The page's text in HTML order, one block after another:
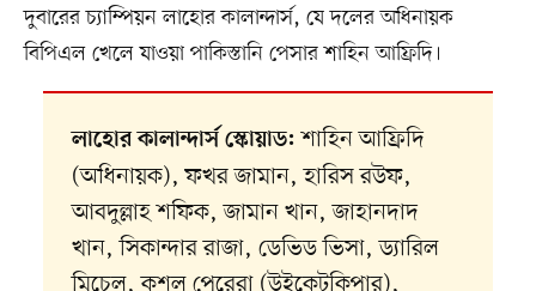
দুবারের চ্যাম্পিয়ন লাহোর কালান্দার্স, যে দলের অধিনায়ক
বিপিএল খেলে যাওয়া পাকিস্তানি পেসার শাহিন আফ্রিদি।
লাহোর কালান্দার্স স্কোয়াড: শাহিন আফ্রিদি
(অধিনায়ক), ফখর জামান, হারিস রউফ,
আবদুল্লাহ শফিক, জামান খান, জাহানদাদ
খান, সিকান্দার রাজা, ডেভিড ভিসা, ড্যারিল